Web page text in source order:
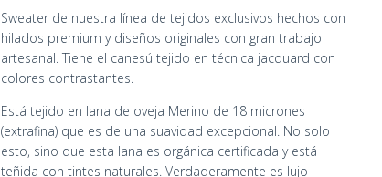
Sweater de nuestra línea de tejidos exclusivos hechos con
hilados premium y diseños originales con gran trabajo
artesanal. Tiene el canesú tejido en técnica jacquard con
colores contrastantes.
Está tejido en lana de oveja Merino de 18 micrones
(extrafina) que es de una suavidad excepcional. No solo
esto, sino que esta lana es orgánica certificada y está
teñida con tintes naturales. Verdaderamente es lujo